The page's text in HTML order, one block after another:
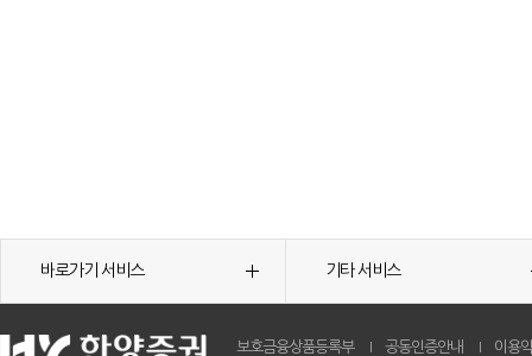
바로가기 서비스 기타 서비스
보호금융상품등록부 공동인증안내 이용